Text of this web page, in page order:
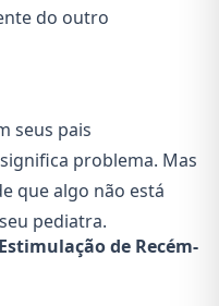
do outro
seus pais
problema. Mas
que algo não está
pediatra.
de Recém-